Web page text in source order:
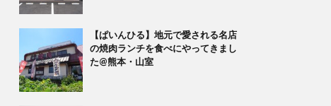
【ぱいんひる】地元で愛される名店
の焼肉ランチを食べにやってきまし
た@熊本・山室